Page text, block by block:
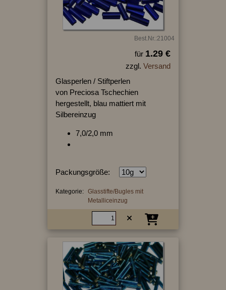
Best.Nr.:21004
für 1.29 €
zzgl. Versand
Glasperlen / Stiftperlen
von Preciosa Tschechien
hergestellt, blau mattiert mit
Silbereinzug
7,0/2,0 mm
Packungsgröße:
Kategorie: Glasstifte/Bugles mit
Metalliceinzug